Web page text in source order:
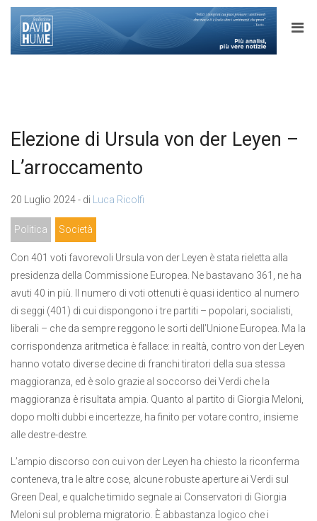
Elezione di Ursula von der Leyen –
L’arroccamento
20 Luglio 2024 - di Luca Ricolfi
Politica Società
Con 401 voti favorevoli Ursula von der Leyen è stata rieletta alla
presidenza della Commissione Europea. Ne bastavano 361, ne ha
avuti 40 in più. Il numero di voti ottenuti è quasi identico al numero
di seggi (401) di cui dispongono i tre partiti – popolari, socialisti,
liberali – che da sempre reggono le sorti dell’Unione Europea. Ma la
corrispondenza aritmetica è fallace: in realtà, contro von der Leyen
hanno votato diverse decine di franchi tiratori della sua stessa
maggioranza, ed è solo grazie al soccorso dei Verdi che la
maggioranza è risultata ampia. Quanto al partito di Giorgia Meloni,
dopo molti dubbi e incertezze, ha finito per votare contro, insieme
alle destre-destre.
L’ampio discorso con cui von der Leyen ha chiesto la riconferma
conteneva, tra le altre cose, alcune robuste aperture ai Verdi sul
Green Deal, e qualche timido segnale ai Conservatori di Giorgia
Meloni sul problema migratorio. È abbastanza logico che i